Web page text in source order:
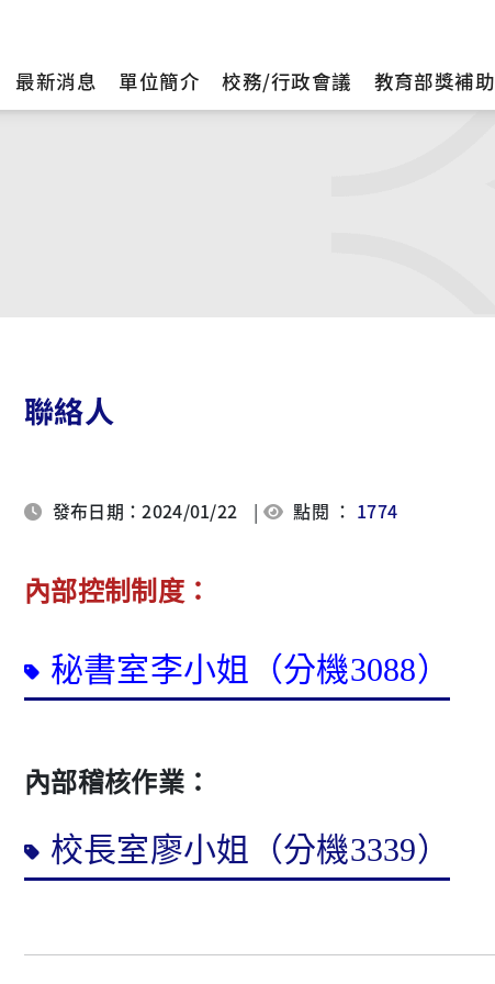
最新消息 單位簡介 校務/行政會議 教育部獎補助
聯絡人
發布日期：2024/01/22 | 點閱 ： 1774
內部控制制度：
秘書室李小姐（分機3088）
內部稽核作業：
校長室廖小姐（分機3339）